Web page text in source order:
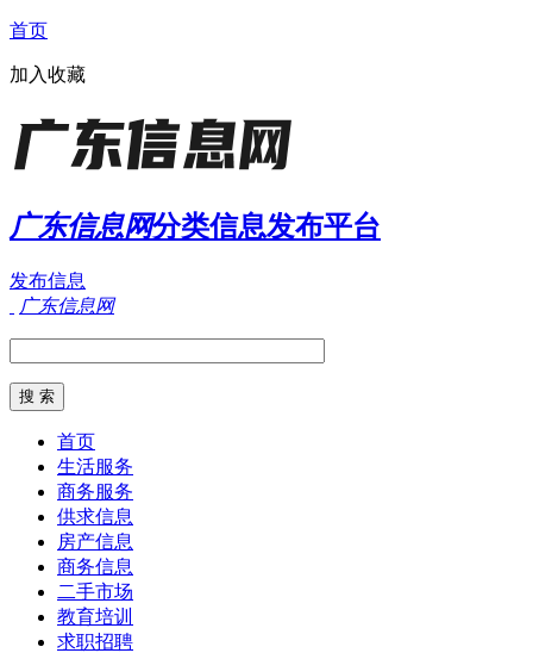
首页
加入收藏
广东信息网分类信息发布平台
发布信息
广东信息网
首页
生活服务
商务服务
供求信息
房产信息
商务信息
二手市场
教育培训
求职招聘